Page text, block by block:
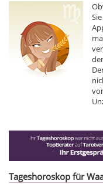
Tageshoroskop für